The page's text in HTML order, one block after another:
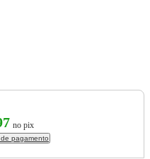
no pix
pagamento